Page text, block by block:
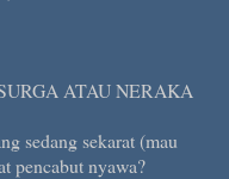
ATAU NERAKA
sedang sekarat (mau
pencabut nyawa?